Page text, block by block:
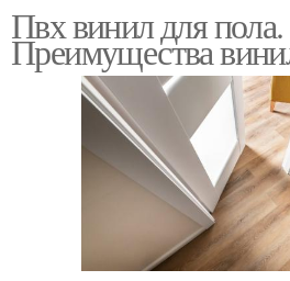
Пвх винил для пола.
Преимущества